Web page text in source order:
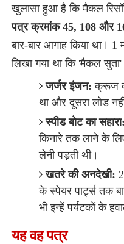
​खुलासा हुआ है कि मैकल
पत्र क्रमांक 45, 108 और
बार-बार आगाह किया था। 1
लिखा गया था कि 'मैकल
जर्जर इंजन: क्रूज
था और दूसरा लोड
स्पीड बोट का सहारा:
किनारे तक लाने के
लेनी पड़ती थी।
खतरे की अनदेखी:
के स्पेयर पार्ट्स तक
भी इन्हें पर्यटकों के
​यह वह पत्र